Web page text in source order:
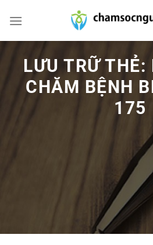
qua
LƯU TRỮ THẺ:
CHĂM BỆNH
175